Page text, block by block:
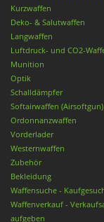
Kurzwaffen
Deko- & Salutwaffen
Langwaffen
Luftdruck- und CO2-
Munition
Optik
Schalldämpfer
Softairwaffen (Airsoftgun)
Ordonnanzwaffen
Vorderlader
Westernwaffen
Zubehör
Bekleidung
Waffensuche -
Waffenverkauf -
aufgeben